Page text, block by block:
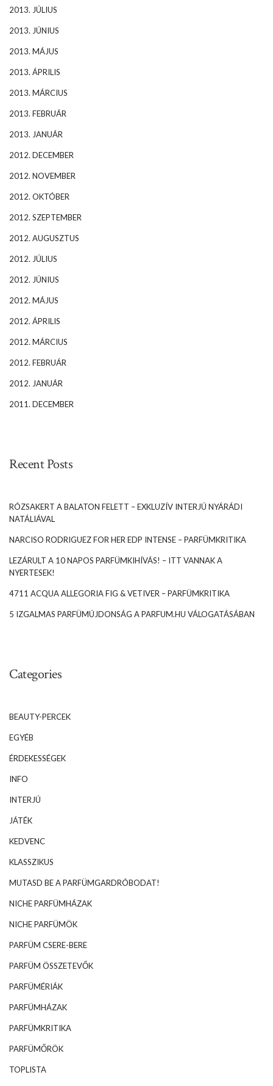
2013. JÚLIUS
2013. JÚNIUS
2013. MÁJUS
2013. ÁPRILIS
2013. MÁRCIUS
2013. FEBRUÁR
2013. JANUÁR
2012. DECEMBER
2012. NOVEMBER
2012. OKTÓBER
2012. SZEPTEMBER
2012. AUGUSZTUS
2012. JÚLIUS
2012. JÚNIUS
2012. MÁJUS
2012. ÁPRILIS
2012. MÁRCIUS
2012. FEBRUÁR
2012. JANUÁR
2011. DECEMBER
Recent Posts
RÓZSAKERT A BALATON FELETT – EXKLUZÍV INTERJÚ NYÁRÁDI
NATÁLIÁVAL
NARCISO RODRIGUEZ FOR HER EDP INTENSE – PARFÜMKRITIKA
LEZÁRULT A 10 NAPOS PARFÜMKIHÍVÁS! – ITT VANNAK A
NYERTESEK!
4711 ACQUA ALLEGORIA FIG & VETIVER – PARFÜMKRITIKA
5 IZGALMAS PARFÜMÚJDONSÁG A PARFUM.HU VÁLOGATÁSÁBAN
Categories
BEAUTY-PERCEK
EGYÉB
ÉRDEKESSÉGEK
INFO
INTERJÚ
JÁTÉK
KEDVENC
KLASSZIKUS
MUTASD BE A PARFÜMGARDRÓBODAT!
NICHE PARFÜMHÁZAK
NICHE PARFÜMÖK
PARFÜM CSERE-BERE
PARFÜM ÖSSZETEVŐK
PARFÜMÉRIÁK
PARFÜMHÁZAK
PARFÜMKRITIKA
PARFÜMŐRÖK
TOPLISTA